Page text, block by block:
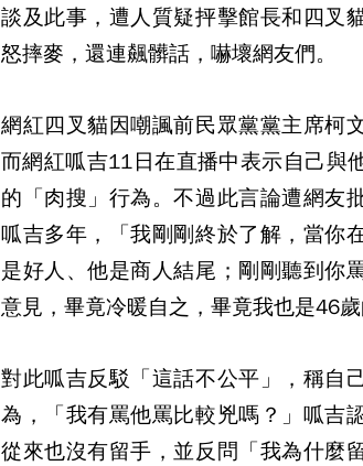
談及此事，遭人質疑抨擊館長和四叉
怒摔麥，還連飆髒話，嚇壞網友們。
網紅四叉貓因嘲諷前民眾黨黨主席柯
而網紅呱吉11日在直播中表示自己與
的「肉搜」行為。不過此言論遭網友
呱吉多年，「我剛剛終於了解，當你
是好人、他是商人結尾；剛剛聽到你
意見，畢竟冷暖自之，畢竟我也是46
對此呱吉反駁「這話不公平」，稱自
為，「我有罵他罵比較兇嗎？」呱吉
從來也沒有留手，並反問「我為什麼